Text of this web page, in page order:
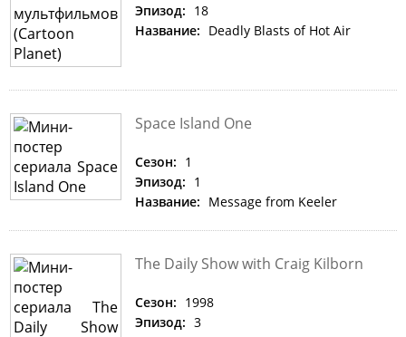
Эпизод: 18
Название: Deadly Blasts of Hot Air
Space Island One
Сезон: 1
Эпизод: 1
Название: Message from Keeler
The Daily Show with Craig Kilborn
Сезон: 1998
Эпизод: 3